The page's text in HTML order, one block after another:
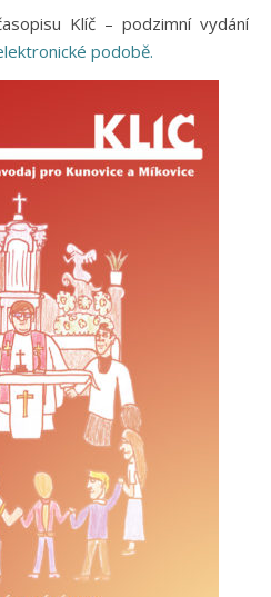
podobě.